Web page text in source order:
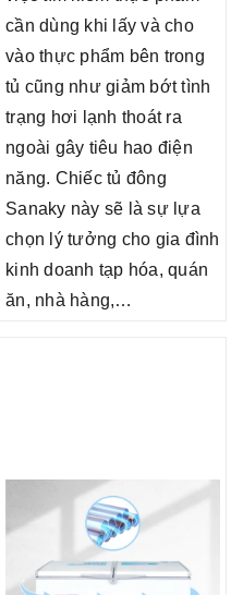
cần dùng khi lấy và cho
vào thực phẩm bên trong
tủ cũng như giảm bớt tình
trạng hơi lạnh thoát ra
ngoài gây tiêu hao điện
năng. Chiếc tủ đông
Sanaky này sẽ là sự lựa
chọn lý tưởng cho gia đình
kinh doanh tạp hóa, quán
ăn, nhà hàng,…